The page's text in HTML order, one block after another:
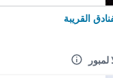
القريبة